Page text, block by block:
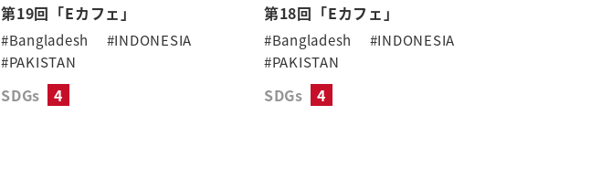
第19回「Eカフェ」
#Bangladesh
#INDONESIA
#PAKISTAN
SDGs 4
第18回「Eカフェ」
#Bangladesh
#INDONESIA
#PAKISTAN
SDGs 4